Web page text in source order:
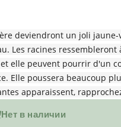
deviendront un joli
Les racines ressembleront
elle peuvent pourrir d'un
Elle poussera beaucoup
apparaissent,
Нет в наличии